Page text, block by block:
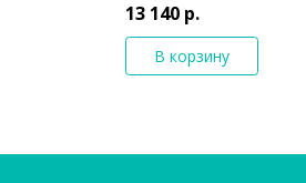
13 140 р.
В корзину